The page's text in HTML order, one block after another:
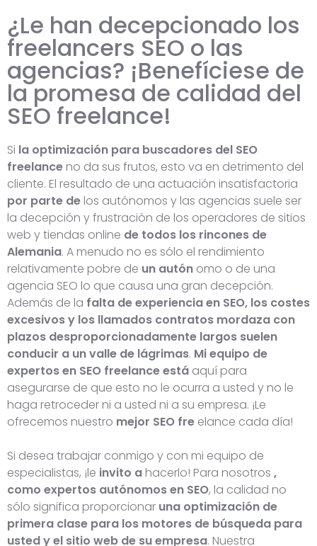
¿Le han decepcionado los
freelancers SEO o las
agencias? ¡Benefíciese de
la promesa de calidad del
SEO freelance!
Si la optimización para buscadores del SEO
freelance no da sus frutos, esto va en detrimento del
cliente. El resultado de una actuación insatisfactoria
por parte de los autónomos y las agencias suele ser
la decepción y frustración de los operadores de sitios
web y tiendas online de todos los rincones de
Alemania. A menudo no es sólo el rendimiento
relativamente pobre de un autón omo o de una
agencia SEO lo que causa una gran decepción.
Además de la falta de experiencia en SEO, los costes
excesivos y los llamados contratos mordaza con
plazos desproporcionadamente largos suelen
conducir a un valle de lágrimas. Mi equipo de
expertos en SEO freelance está aquí para
asegurarse de que esto no le ocurra a usted y no le
haga retroceder ni a usted ni a su empresa. ¡Le
ofrecemos nuestro mejor SEO fre elance cada día!
Si desea trabajar conmigo y con mi equipo de
especialistas, ¡le invito a hacerlo! Para nosotros ,
como expertos autónomos en SEO, la calidad no
sólo significa proporcionar una optimización de
primera clase para los motores de búsqueda para
usted y el sitio web de su empresa. Nuestra